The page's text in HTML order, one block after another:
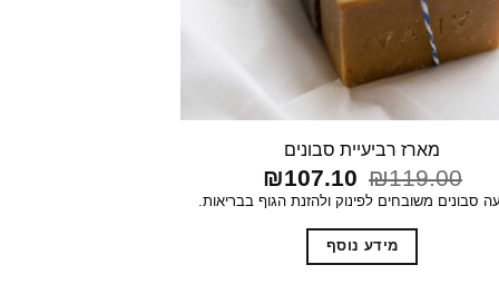
מארז רביעיית סבונים
₪119.00
המחיר
המקורי
היה:
₪119.00.
₪107.10
הוא:
סבונים משובחים לפינוק ולהזנת הגוף בבריאות.
מידע נוסף